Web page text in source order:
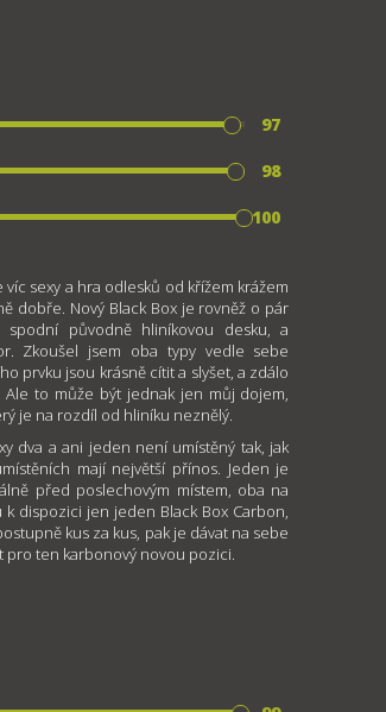
97
98
100
sexy a hra odlesků od křížem krážem
dobře. Nový Black Box je rovněž o pár
původně hliníkovou desku, a
Zkoušel jsem oba typy vedle sebe
prvku jsou krásně cítit a slyšet, a zdálo
to může být jednak jen můj dojem,
je na rozdíl od hliníku neznělý.
dva a ani jeden není umístěný tak, jak
mají největší přínos. Jeden je
před poslechovým místem, oba na
dispozici jen jeden Black Box Carbon,
kus za kus, pak je dávat na sebe
pro ten karbonový novou pozici.